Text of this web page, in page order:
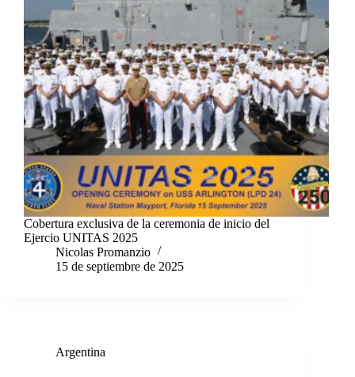
Cobertura exclusiva de la ceremonia de inicio del
Ejercio UNITAS 2025
Nicolas Promanzio
15 de septiembre de 2025
Argentina